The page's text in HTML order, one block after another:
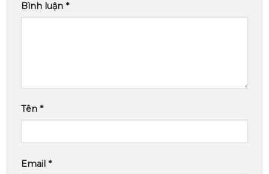
Bình luận *
Tên *
Email *